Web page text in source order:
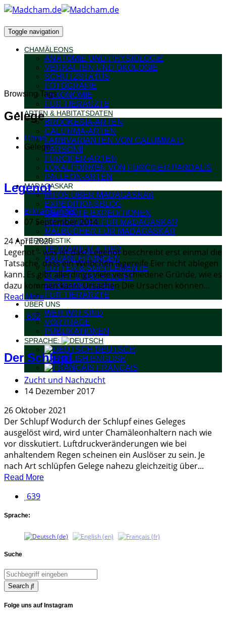
Toggle navigation
CHAMÄLEONS
ANATOMIE UND PHYSIOLOGIE
VERHALTEN UND ÖKOLOGIE
SCHUTZSTATUS
FOTOGRAFIE
TAXONOMIE
FÜR TIERÄRZTE
ARTEN & HABITATSDATEN
BROOKESIA-ARTEN
CALUMMA-ARTEN
FARBVARIANTEN VON CALUMMA P.
PARSONII
FURCIFER-ARTEN
LOKALFORMEN VON FURCIFER PARDALIS
PALLEON-ARTEN
MADAGASKAR
INFOS ÜBER MADAGASKAR
EXPEDITIONSBLOG
GEPLANTE EXPEDITIONEN
FIELDGUIDES FÜR MADAGASKAR
MALBÜCHER FÜR MADAGASKAR
TERRARISTIK
TERRARIUM & TIER
BAUANLEITUNGEN
FUTTER & SUPPLEMENTE
ZUCHT & NACHZUCHT
ERKRANKUNGEN
FÜR TIERÄRZTE
ÜBER UNS
WER WIR SIND
VORTRÄGE
PUBLIKATIONEN
SPRACHE:
DEUTSCH
ENGLISH
FRANÇAIS
Browsing Tags
Gelege
Home
Gelege
Legenot
Erkrankungen
07 September 2014
24 April 2020
Legenot – was ist das? Legenot beschreibt erst einmal die
Tatsache, dass ein Weibchen legereife Eier nicht ablegen
kann. Es gibt allerdings viele verschiedene Gründe, wie es
dazu kommen kann. Ursachen Die Ursachen können...
Read More
692
Der Schlupf
Zucht und Nachzucht
14 Dezember 2017
26 Oktober 2021
Der Schlupf Wodurch der Schlupf eines Geleges
ausgelöst wird, wird unter Chamäleonhaltern nach wie
vor disskutiert. Luftdruckveränderungen wie bei
anhaltendem Regen scheinen ein Auslöser zu sein. Je
nach Art schlüpfen Gelege nahezu gleichzeitig über...
Read More
639
Sprache:
Suche
Search
Folge uns auf Instagram